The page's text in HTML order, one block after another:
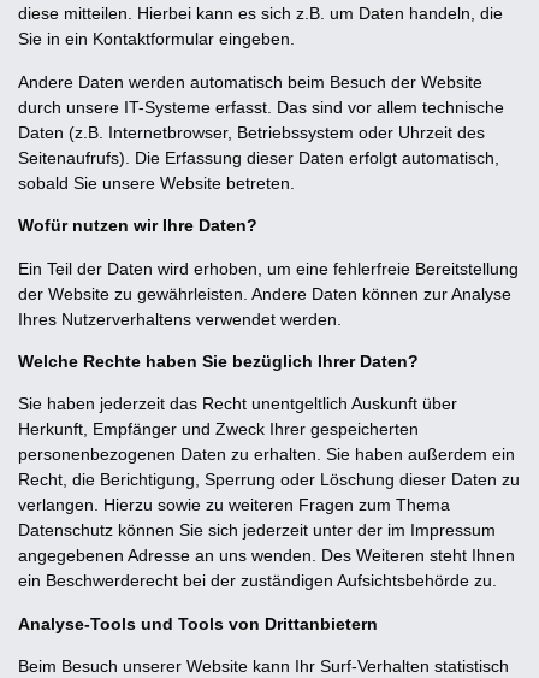
diese mitteilen. Hierbei kann es sich z.B. um Daten handeln, die
Sie in ein Kontaktformular eingeben.
Andere Daten werden automatisch beim Besuch der Website
durch unsere IT-Systeme erfasst. Das sind vor allem technische
Daten (z.B. Internetbrowser, Betriebssystem oder Uhrzeit des
Seitenaufrufs). Die Erfassung dieser Daten erfolgt automatisch,
sobald Sie unsere Website betreten.
Wofür nutzen wir Ihre Daten?
Ein Teil der Daten wird erhoben, um eine fehlerfreie Bereitstellung
der Website zu gewährleisten. Andere Daten können zur Analyse
Ihres Nutzerverhaltens verwendet werden.
Welche Rechte haben Sie bezüglich Ihrer Daten?
Sie haben jederzeit das Recht unentgeltlich Auskunft über
Herkunft, Empfänger und Zweck Ihrer gespeicherten
personenbezogenen Daten zu erhalten. Sie haben außerdem ein
Recht, die Berichtigung, Sperrung oder Löschung dieser Daten zu
verlangen. Hierzu sowie zu weiteren Fragen zum Thema
Datenschutz können Sie sich jederzeit unter der im Impressum
angegebenen Adresse an uns wenden. Des Weiteren steht Ihnen
ein Beschwerderecht bei der zuständigen Aufsichtsbehörde zu.
Analyse-Tools und Tools von Drittanbietern
Beim Besuch unserer Website kann Ihr Surf-Verhalten statistisch